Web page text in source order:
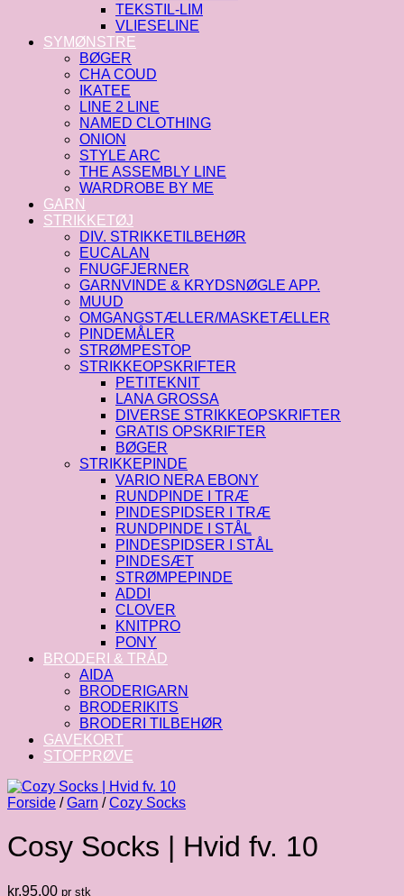
TEKSTIL-LIM
VLIESELINE
SYMØNSTRE
BØGER
CHA COUD
IKATEE
LINE 2 LINE
NAMED CLOTHING
ONION
STYLE ARC
THE ASSEMBLY LINE
WARDROBE BY ME
GARN
STRIKKETØJ
DIV. STRIKKETILBEHØR
EUCALAN
FNUGFJERNER
GARNVINDE & KRYDSNØGLE APP.
MUUD
OMGANGSTÆLLER/MASKETÆLLER
PINDEMÅLER
STRØMPESTOP
STRIKKEOPSKRIFTER
PETITEKNIT
LANA GROSSA
DIVERSE STRIKKEOPSKRIFTER
GRATIS OPSKRIFTER
BØGER
STRIKKEPINDE
VARIO NERA EBONY
RUNDPINDE I TRÆ
PINDESPIDSER I TRÆ
RUNDPINDE I STÅL
PINDESPIDSER I STÅL
PINDESÆT
STRØMPEPINDE
ADDI
CLOVER
KNITPRO
PONY
BRODERI & TRÅD
AIDA
BRODERIGARN
BRODERIKITS
BRODERI TILBEHØR
GAVEKORT
STOFPRØVE
Forside / Garn / Cozy Socks
Cosy Socks | Hvid fv. 10
kr.95.00 pr stk